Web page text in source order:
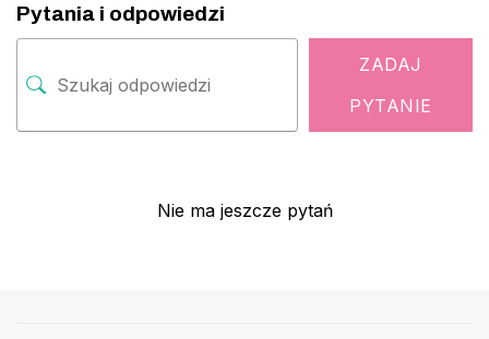
Pytania i odpowiedzi
ZADAJ
PYTANIE
Nie ma jeszcze pytań